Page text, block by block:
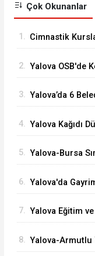
Çok Okunanlar
1. Cimnastik
2. Yalova OSB'de
3. Yalova’da 6
4. Yalova Kağıdı
5. Yalova-Bursa
6. Yalova'da
7. Yalova Eğitim
8. Yalova-Armutlu